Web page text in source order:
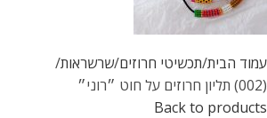
עמוד הבית תכשיטי חרוזים שרשראות
(002) תליון חרוזים על חוט ״רוני״
Back to products